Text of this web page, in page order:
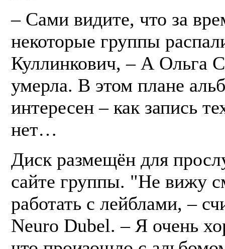
– Сами видите, что за
некоторые группы
Куллинкович, – А Ольга
умерла. В этом плане
интересен – как запись
нет…
Диск размещён для
сайте группы. "Не вижу
работать с лейблами, –
Neuro Dubel. – Я очень